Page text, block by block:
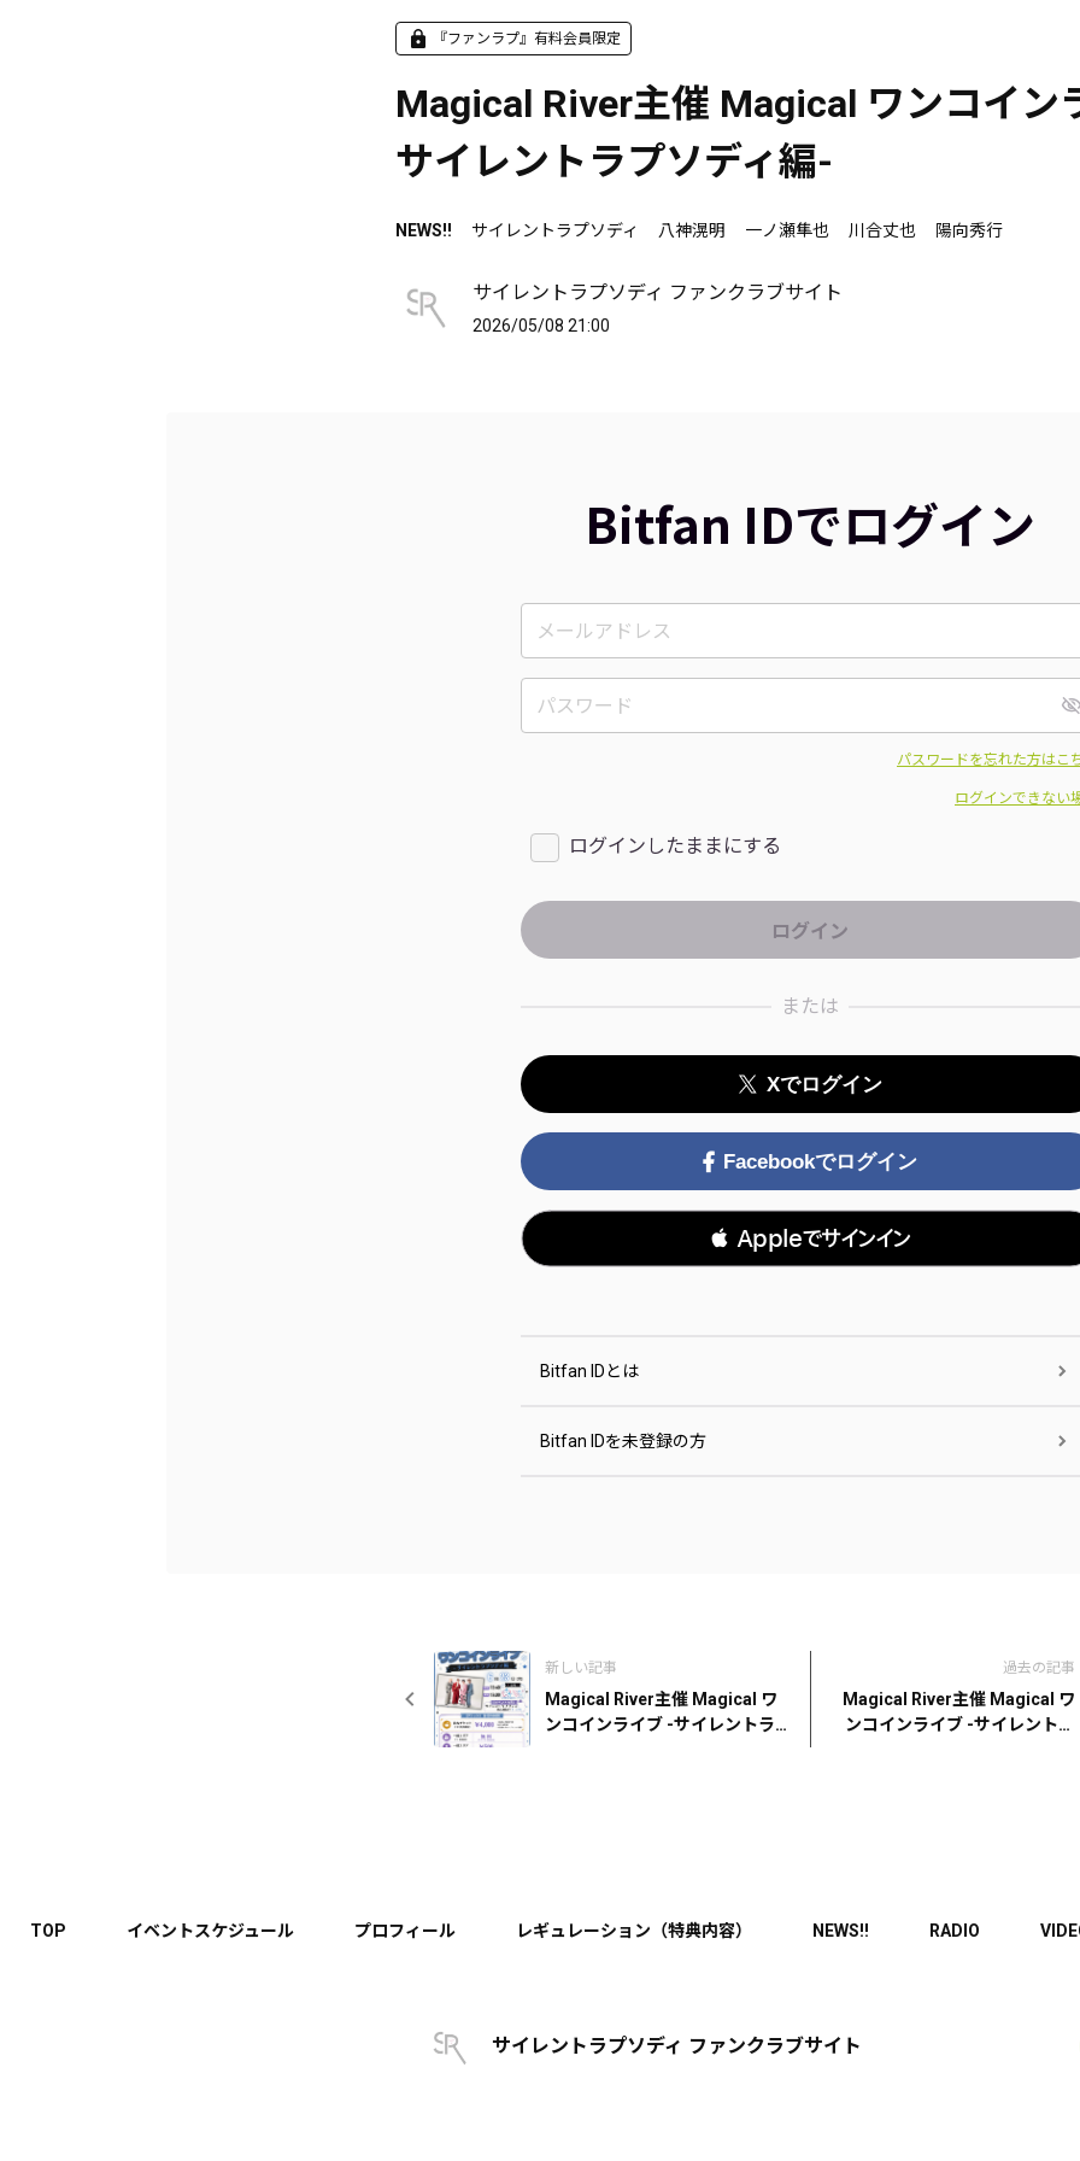
『ファンラプ』有料会員限定
Magical River主催 Magical ワンコイン
サイレントラプソディ編-
NEWS!! サイレントラプソディ 八神滉明 一ノ瀬隼也 川合丈也 陽向秀行
サイレントラプソディ ファンクラブサイト
2026/05/08 21:00
Bitfan IDでログイン
パスワードを忘れた方はこ
ログインできない
ログインしたままにする
または
Xでログイン
Facebookでログイン
 Appleでサインイン
Bitfan IDとは
Bitfan IDを未登録の方
新しい記事
Magical River主催 Magical ワ
ンコインライブ -サイレントラ
過去の記事
Magical River主催 Magical ワ
ンコインライブ -サイレントラ
TOP イベントスケジュール プロフィール レギュレーション（特典内容） NEWS!! RADIO
サイレントラプソディ ファンクラブサイト